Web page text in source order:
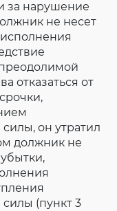
за нарушение
не несет
отказаться от
он утратил
должник не
(пункт 3